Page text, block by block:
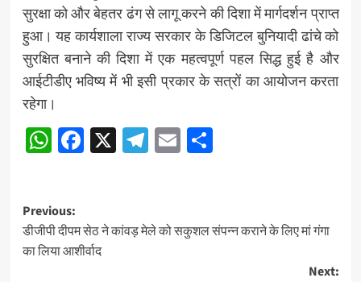
सुरक्षा को और बेहतर ढंग से लागू करने की दिशा में मार्गदर्शन प्राप्त
हुआ। यह कार्यशाला राज्य सरकार के डिजिटल बुनियादी ढांचे को
सुरक्षित बनाने की दिशा में एक महत्वपूर्ण पहल सिद्ध हुई है और
आईटीडीए भविष्य में भी इसी प्रकार के सत्रों का आयोजन करता
रहेगा।
WhatsApp
Facebook
X Telegram
EmailShare
Post
navigation
Previous:
डीजीपी दीपम सेठ ने कांवड़ मेले को सकुशल संपन्न कराने के लिए मां गंगा
का लिया आशीर्वाद
Next: